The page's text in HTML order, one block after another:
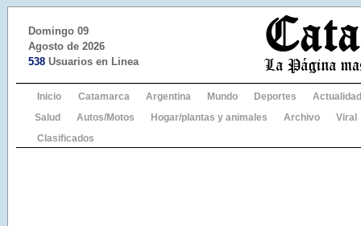
Domingo 09
Agosto de 2026
538 Usuarios en Linea
Inicio Catamarca Argentina Mundo Deportes
Actualidad
Salud
Autos/Motos Hogar/plantas y animales Archivo
Viral
Clasificados